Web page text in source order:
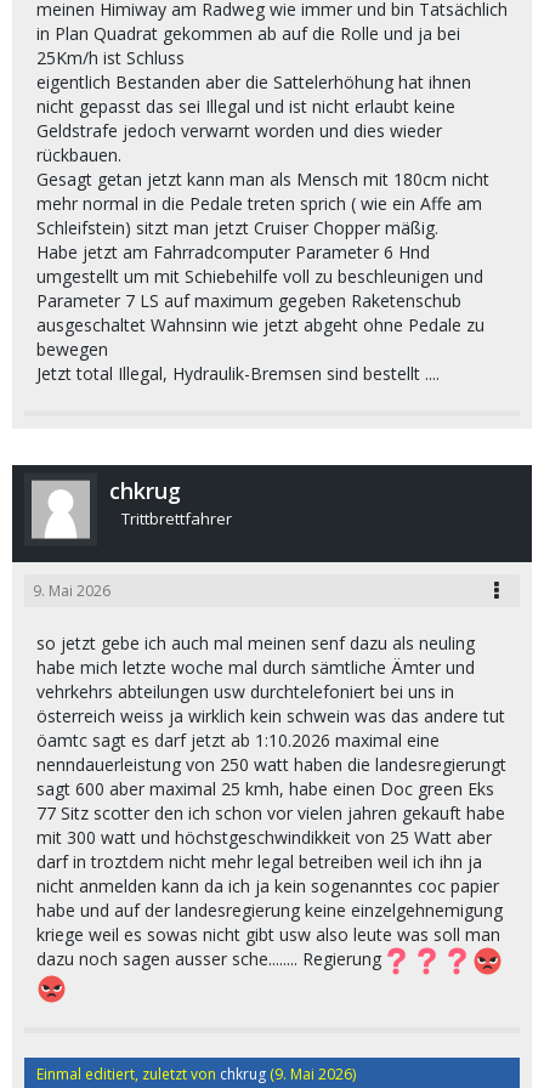
meinen Himiway am Radweg wie immer und bin Tatsächlich
in Plan Quadrat gekommen ab auf die Rolle und ja bei
25Km/h ist Schluss
eigentlich Bestanden aber die Sattelerhöhung hat ihnen
nicht gepasst das sei Illegal und ist nicht erlaubt keine
Geldstrafe jedoch verwarnt worden und dies wieder
rückbauen.
Gesagt getan jetzt kann man als Mensch mit 180cm nicht
mehr normal in die Pedale treten sprich ( wie ein Affe am
Schleifstein) sitzt man jetzt Cruiser Chopper mäßig.
Habe jetzt am Fahrradcomputer Parameter 6 Hnd
umgestellt um mit Schiebehilfe voll zu beschleunigen und
Parameter 7 LS auf maximum gegeben Raketenschub
ausgeschaltet Wahnsinn wie jetzt abgeht ohne Pedale zu
bewegen
Jetzt total Illegal, Hydraulik-Bremsen sind bestellt ....
chkrug
Trittbrettfahrer
9. Mai 2026
so jetzt gebe ich auch mal meinen senf dazu als neuling
habe mich letzte woche mal durch sämtliche Ämter und
vehrkehrs abteilungen usw durchtelefoniert bei uns in
österreich weiss ja wirklich kein schwein was das andere tut
öamtc sagt es darf jetzt ab 1:10.2026 maximal eine
nenndauerleistung von 250 watt haben die landesregierungt
sagt 600 aber maximal 25 kmh, habe einen Doc green Eks
77 Sitz scotter den ich schon vor vielen jahren gekauft habe
mit 300 watt und höchstgeschwindikkeit von 25 Watt aber
darf in troztdem nicht mehr legal betreiben weil ich ihn ja
nicht anmelden kann da ich ja kein sogenanntes coc papier
habe und auf der landesregierung keine einzelgehnemigung
kriege weil es sowas nicht gibt usw also leute was soll man
dazu noch sagen ausser sche........ Regierung
Einmal editiert, zuletzt von chkrug (9. Mai 2026)